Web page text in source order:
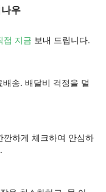
우
접 지금 보내 드립니다.
송. 배달비 걱정을 덜
깐하게 체크하여 안심하